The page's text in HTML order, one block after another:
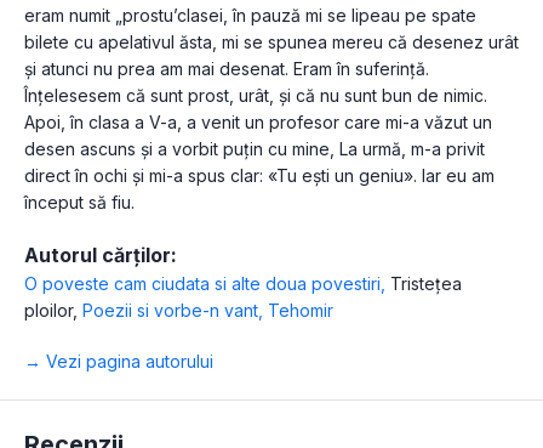
eram numit „prostu’clasei, în pauză mi se lipeau pe spate
bilete cu apelativul ăsta, mi se spunea mereu că desenez urât
și atunci nu prea am mai desenat. Eram în suferință.
Înțelesesem că sunt prost, urât, și că nu sunt bun de nimic.
Apoi, în clasa a V-a, a venit un profesor care mi-a văzut un
desen ascuns și a vorbit puțin cu mine, La urmă, m-a privit
direct în ochi și mi-a spus clar: «Tu ești un geniu». Iar eu am
început să fiu.
Autorul cărților:
O poveste cam ciudata si alte doua povestiri Tristețea
ploilor, Poezii si vorbe-n vant Tehomir
→ Vezi pagina autorului